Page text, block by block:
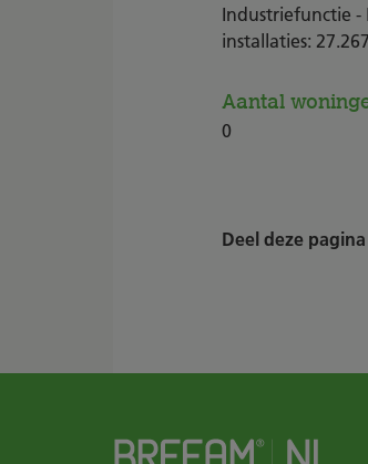
Industriefunctie -
installaties:
Aantal
0
Deel deze pagina